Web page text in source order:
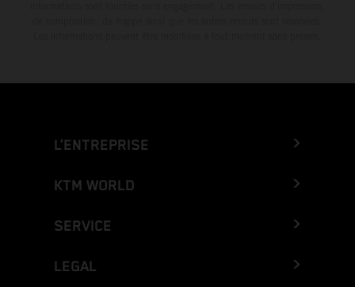
L’ENTREPRISE
KTM WORLD
SERVICE
LEGAL